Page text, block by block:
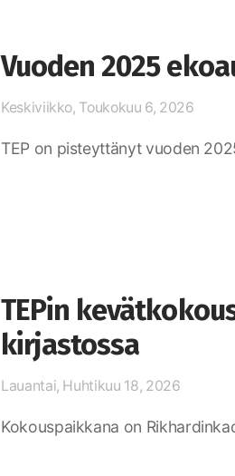
Vuoden 2025
Keskiviikko, Toukokuu 6, 2026
TEP on pisteyttänyt vuoden
TEPin
kirjastossa
Lauantai, Huhtikuu 18, 2026
Kokouspaikkana on